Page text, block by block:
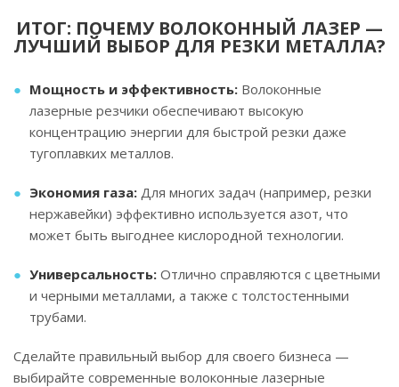
ИТОГ: ПОЧЕМУ ВОЛОКОННЫЙ ЛАЗЕР —
ЛУЧШИЙ ВЫБОР ДЛЯ РЕЗКИ МЕТАЛЛА?
Мощность и эффективность: Волоконные
лазерные резчики обеспечивают высокую
концентрацию энергии для быстрой резки даже
тугоплавких металлов.
Экономия газа: Для многих задач (например, резки
нержавейки) эффективно используется азот, что
может быть выгоднее кислородной технологии.
Универсальность: Отлично справляются с цветными
и черными металлами, а также с толстостенными
трубами.
Сделайте правильный выбор для своего бизнеса —
выбирайте современные волоконные лазерные